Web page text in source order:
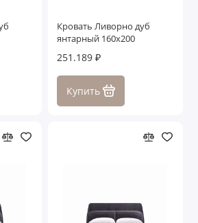
Кровать Ливорно дуб
янтарный 160x200
251.189 ₽
Купить